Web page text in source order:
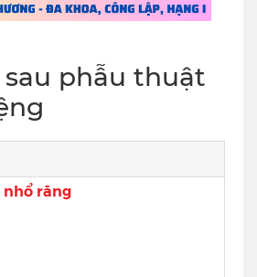
phẫu thuật
nhổ răng